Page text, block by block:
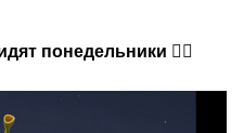
понедельники 😵‍💫